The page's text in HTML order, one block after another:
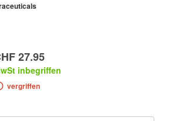
27.95
inbegriffen
vergriffen